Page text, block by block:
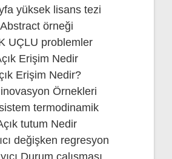
yüksek lisans tezi
Abstract örneği
UÇLU problemler
Erişim Nedir
Erişim Nedir?
inovasyon Örnekleri
termodinamik
tutum Nedir
değişken regresyon
Durum çalışması